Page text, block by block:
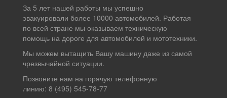
За 5 лет нашей работы мы успешно
эвакуировали более 10000 автомобилей. Работая
по всей стране мы оказываем техническую
помощь на дороге для автомобилей и мототехники.
Мы можем вытащить Вашу машину даже из самой
чрезвычайной ситуации.
Позвоните нам на горячую телефонную
линию: 8 (495) 545-78-77